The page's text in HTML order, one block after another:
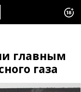
главным
газа